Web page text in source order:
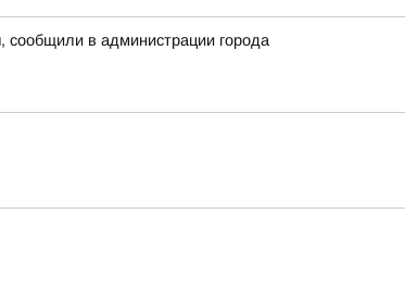
в администрации города